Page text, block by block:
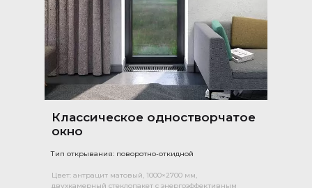
Классическое одностворчатое
окно
Тип открывания: поворотно-откидной
Цвет: антрацит матовый, 1000×2700 мм,
двухкамерный стеклопакет с энергоэффективным